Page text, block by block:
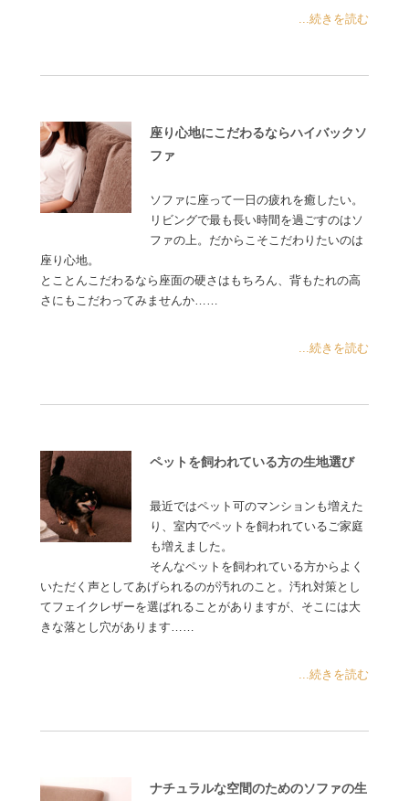
...続きを読む
座り心地にこだわるならハイバックソ
ファ
ソファに座って一日の疲れを癒したい。
リビングで最も長い時間を過ごすのはソ
ファの上。だからこそこだわりたいのは
座り心地。
とことんこだわるなら座面の硬さはもちろん、背もたれの高
さにもこだわってみませんか……
...続きを読む
ペットを飼われている方の生地選び
最近ではペット可のマンションも増えた
り、室内でペットを飼われているご家庭
も増えました。
そんなペットを飼われている方からよく
いただく声としてあげられるのが汚れのこと。汚れ対策とし
てフェイクレザーを選ばれることがありますが、そこには大
きな落とし穴があります……
...続きを読む
ナチュラルな空間のためのソファの生